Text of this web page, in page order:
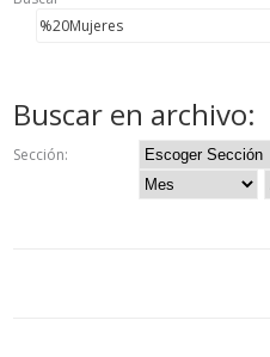
Buscar en archivo:
Sección: